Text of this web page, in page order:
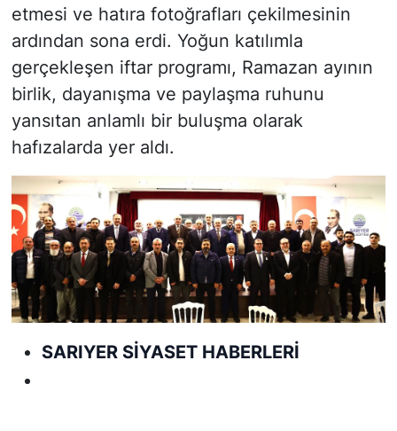
etmesi ve hatıra fotoğrafları çekilmesinin
ardından sona erdi. Yoğun katılımla
gerçekleşen iftar programı, Ramazan ayının
birlik, dayanışma ve paylaşma ruhunu
yansıtan anlamlı bir buluşma olarak
hafızalarda yer aldı.
SARIYER SİYASET HABERLERİ